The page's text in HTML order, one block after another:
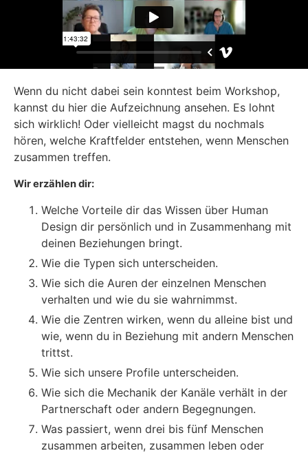
Wenn du nicht dabei sein konntest beim Workshop,
kannst du hier die Aufzeichnung ansehen. Es lohnt
sich wirklich! Oder vielleicht magst du nochmals
hören, welche Kraftfelder entstehen, wenn Menschen
zusammen treffen.
Wir erzählen dir:
Welche Vorteile dir das Wissen über Human
Design dir persönlich und in Zusammenhang mit
deinen Beziehungen bringt.
Wie die Typen sich unterscheiden.
Wie sich die Auren der einzelnen Menschen
verhalten und wie du sie wahrnimmst.
Wie die Zentren wirken, wenn du alleine bist und
wie, wenn du in Beziehung mit andern Menschen
trittst.
Wie sich unsere Profile unterscheiden.
Wie sich die Mechanik der Kanäle verhält in der
Partnerschaft oder andern Begegnungen.
Was passiert, wenn drei bis fünf Menschen
zusammen arbeiten, zusammen leben oder